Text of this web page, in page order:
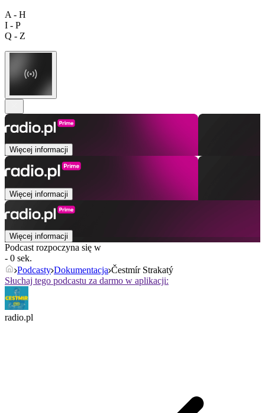
A - H
I - P
Q - Z
Więcej informacji
Więcej informacji
Więcej informacji
Podcast rozpoczyna się w
- 0 sek.
Podcasty Dokumentacja Čestmír Strakatý
Słuchaj tego podcastu za darmo w aplikacji:
radio.pl